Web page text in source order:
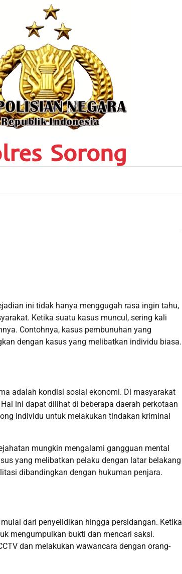
Sorong
ini tidak hanya menggugah rasa ingin tahu,
Ketika suatu kasus muncul, sering kali
Contohnya, kasus pembunuhan yang
dengan kasus yang melibatkan individu biasa.
adalah kondisi sosial ekonomi. Di masyarakat
ini dapat dilihat di beberapa daerah perkotaan
individu untuk melakukan tindakan kriminal
mungkin mengalami gangguan mental
yang melibatkan pelaku dengan latar belakang
dibandingkan dengan hukuman penjara.
dari penyelidikan hingga persidangan. Ketika
mengumpulkan bukti dan mencari saksi.
dan melakukan wawancara dengan orang-